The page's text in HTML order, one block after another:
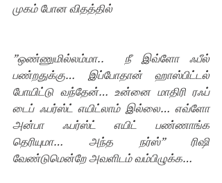
முகம் போன விதத்தில்
”ஒண்ணுமில்லம்மா..  நீ இவ்ளோ ஃபீல்
பண்றதுக்கு… இப்போதான் ஹாஸ்பிட்டல்
போயிட்டு வந்தேன்… உன்னை மாதிரி ரஃப்
டைப் ஃபர்ஸ்ட் எயிட்லாம் இல்லை… எவ்ளோ
அன்பா ஃபர்ஸ்ட் எயிட் பண்ணாங்க
தெரியுமா… அந்த நர்ஸ்” ரிஷி
வேண்டுமென்றே அவளிடம் வம்பிழுக்க…